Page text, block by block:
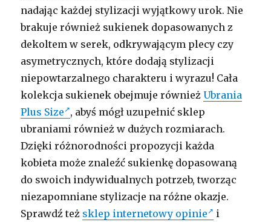
nadając każdej stylizacji wyjątkowy urok. Nie
brakuje również sukienek dopasowanych z
dekoltem w serek, odkrywającym plecy czy
asymetrycznych, które dodają stylizacji
niepowtarzalnego charakteru i wyrazu! Cała
kolekcja sukienek obejmuje równieżUbrania
Plus Size , abyś mógł uzupełnić sklep
ubraniami również w dużych rozmiarach.
Dzięki różnorodności propozycji każda
kobieta może znaleźć sukienkę dopasowaną
do swoich indywidualnych potrzeb, tworząc
niezapomniane stylizacje na różne okazje.
Sprawdź też sklep internetowy opinie
i